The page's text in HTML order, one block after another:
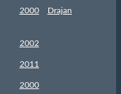
2000 Drajan
2002
2011
2000